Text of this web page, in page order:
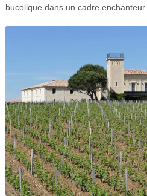
bucolique dans un cadre enchanteur.